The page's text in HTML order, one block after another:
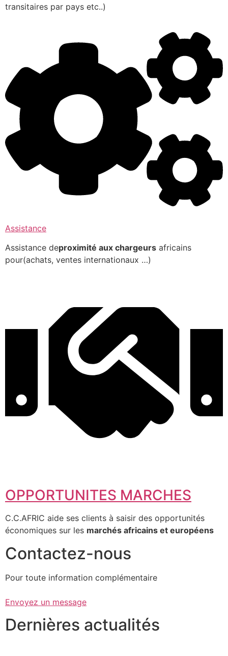
transitaires par pays etc..)
Assistance
Assistance deproximité aux chargeurs africains
pour(achats, ventes internationaux …)
OPPORTUNITES MARCHES
C.C.AFRIC aide ses clients à saisir des opportunités
économiques sur les marchés africains et européens
Contactez-nous
Pour toute information complémentaire
Envoyez un message
Dernières actualités